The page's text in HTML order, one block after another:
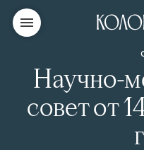
Научно-
совет от